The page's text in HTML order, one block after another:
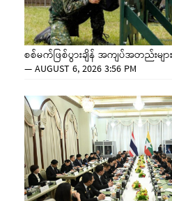
စစ်မက်ဖြစ်ပွားချိန် အကျပ်အတည်းမ
—AUGUST 6, 2026 3:56 PM